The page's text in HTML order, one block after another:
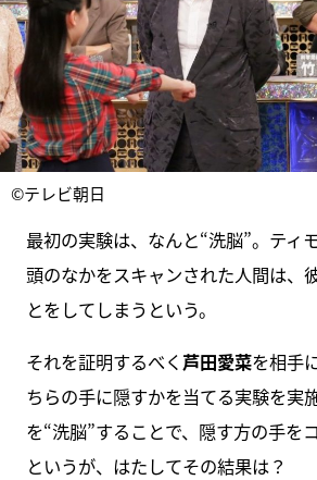
©テレビ朝日
最初の実験は、なんと“洗脳”。ティ
頭のなかをスキャンされた人間は、
とをしてしまうという。
それを証明するべく 芦田愛菜を相手
ちらの手に隠すかを当てる実験を実
を“洗脳”することで、隠す方の手を
というが、はたしてその結果は？